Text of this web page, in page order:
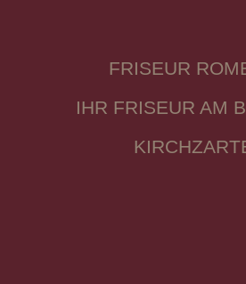
FRISEUR
IHR FRISEUR AM